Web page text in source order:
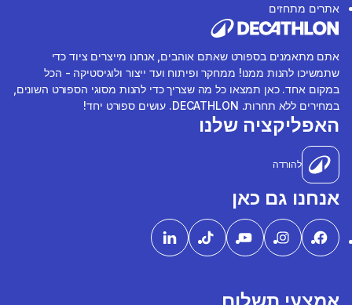
אתרים מתחזים
אתם מתאמנים בספורט שאתם אוהבים, אנחנו מייצרים ציוד כדי
שתמשיכו להנות ממנו! ממחקר ופיתוח ועד ייצור ולוגיסטיקה - הכל
במקום אחד. כאן תמצאו כל מה שצריך כדי להנות מסוגי הספורט השונים,
במחירים ללא תחרות. DECATHLON. עושים ספורט יחד!
האפליקציה שלנו
להורדה
אנחנו גם כאן